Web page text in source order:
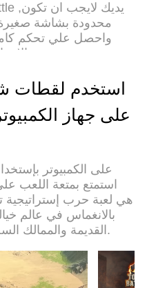
محدودة بشاشة
واحصل علي تحكم
الخاص بك العب
والباقة ولا يوجد
الحاسب معد عن طريق
لعب لعبتين او اكثر
واهم شئ ان
امكانيات جهازك ويجعل
بكيف تلعب فقط بل
استخدم لقطات
بالانغماس في عالم
القديمة والممالك السحرية والإمبراطوريات العظيمة.